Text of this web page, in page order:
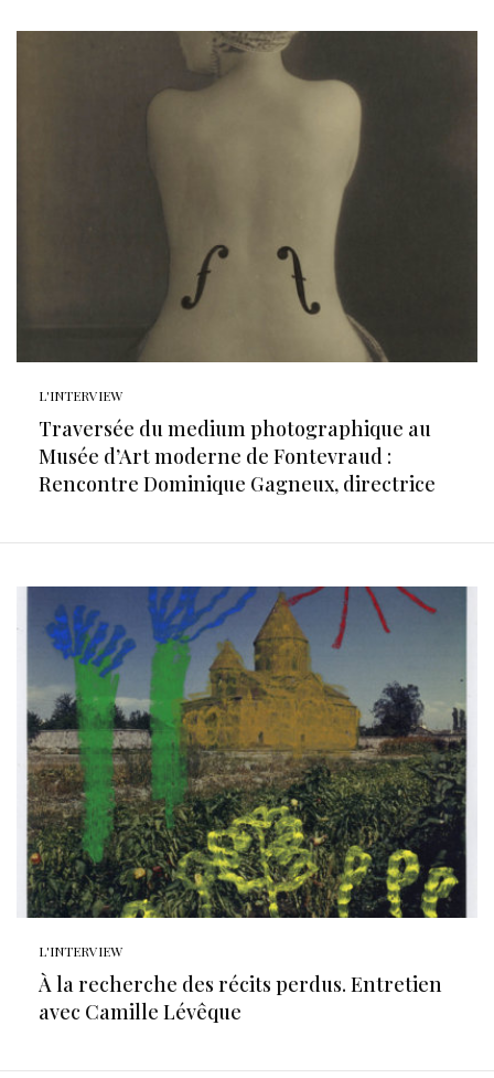
L'INTERVIEW
Traversée du medium photographique au
Musée d’Art moderne de Fontevraud :
Rencontre Dominique Gagneux, directrice
L'INTERVIEW
À la recherche des récits perdus. Entretien
avec Camille Lévêque